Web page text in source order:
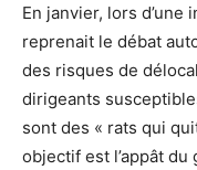
En janvier, lors
reprenait le débat
des risques de
dirigeants
sont des « rats qui
objectif est l’appât